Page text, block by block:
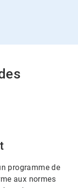
programme de
aux normes